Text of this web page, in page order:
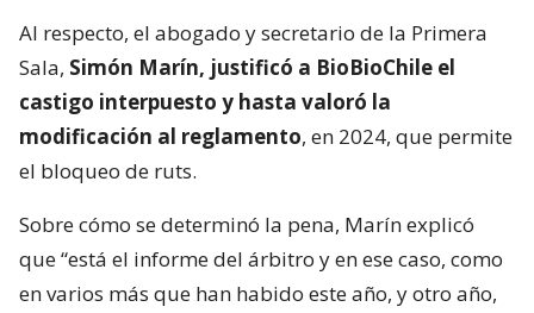
Al respecto, el abogado y secretario de la Primera
Sala, Simón Marín, justificó a BioBioChile el
castigo interpuesto y hasta valoró la
modificación al reglamento, en 2024, que permite
el bloqueo de ruts.
Sobre cómo se determinó la pena, Marín explicó
que “está el informe del árbitro y en ese caso, como
en varios más que han habido este año, y otro año,